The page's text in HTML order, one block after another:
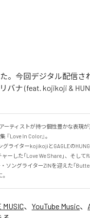
。今回デジタル配信さ
バナ (feat. kojikoji &
ーティストが持つ個性豊かな表現
『Love In Color』。
ライターkojikojiとGAGLEの
ーした「Love We Share」、そして
ソングライターZINを迎えた「
MUSIC、 YouTube Music、